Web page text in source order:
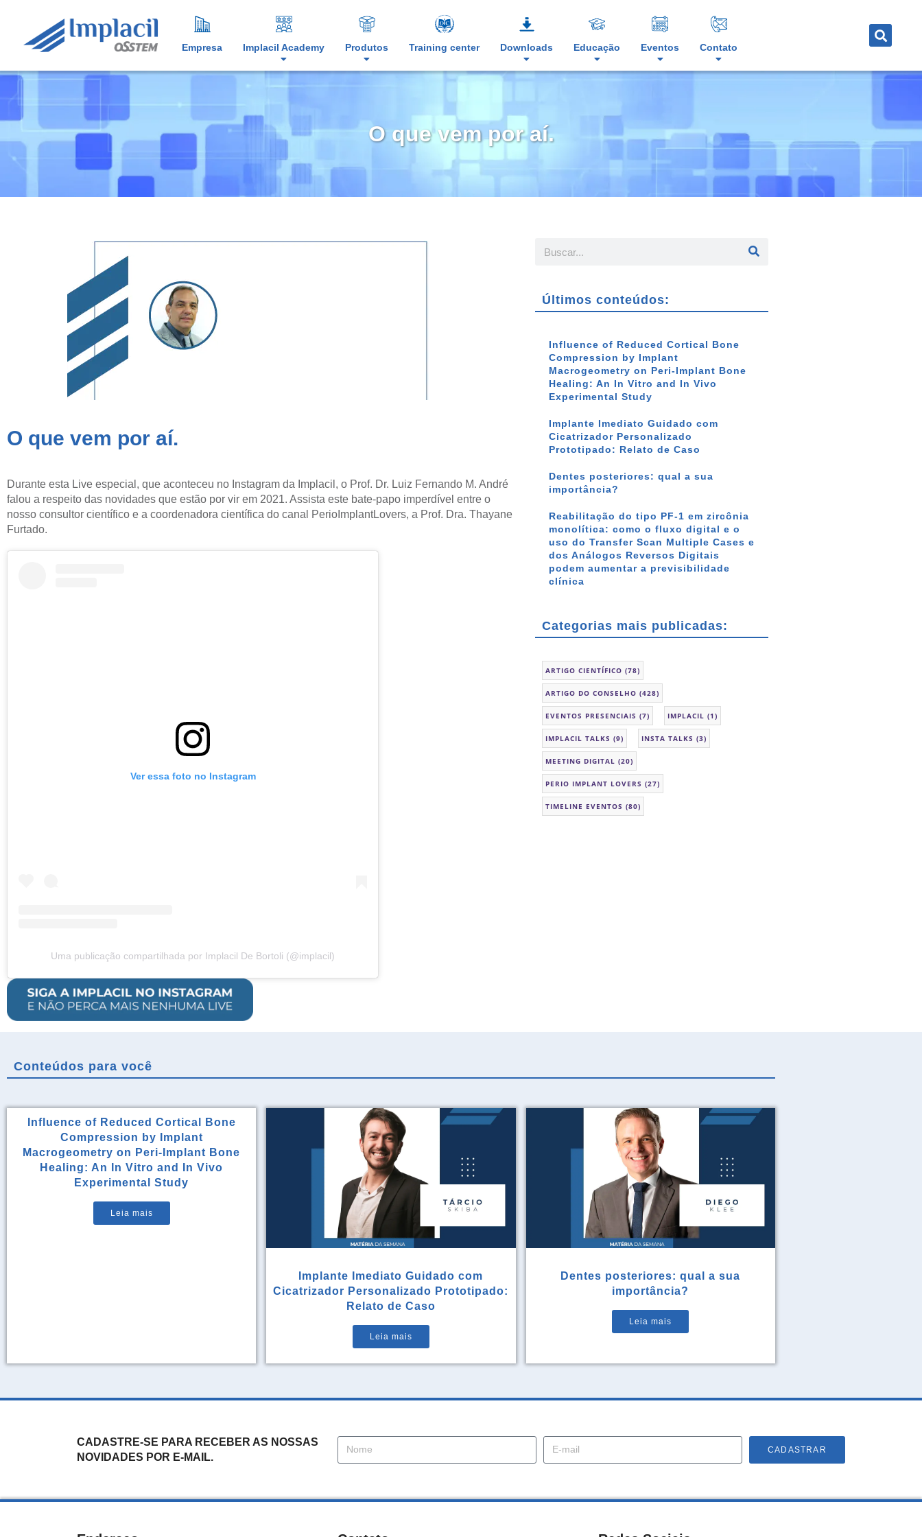
Empresa Implacil Academy Produtos Training center Downloads Educação Eventos Contato
O que vem por aí.
O que vem por aí.
Durante esta Live especial, que aconteceu no Instagram da Implacil, o Prof. Dr. Luiz Fernando M. André
falou a respeito das novidades que estão por vir em 2021. Assista este bate-papo imperdível entre o
nosso consultor científico e a coordenadora científica do canal PerioImplantLovers, a Prof. Dra. Thayane
Furtado.
Ver essa foto no Instagram
Uma publicação compartilhada por Implacil De Bortoli (@implacil)
Últimos conteúdos:
Influence of Reduced Cortical Bone
Compression by Implant
Macrogeometry on Peri-Implant Bone
Healing: An In Vitro and In Vivo
Experimental Study
Implante Imediato Guidado com
Cicatrizador Personalizado
Prototipado: Relato de Caso
Dentes posteriores: qual a sua
importância?
Reabilitação do tipo PF-1 em zircônia
monolítica: como o fluxo digital e o
uso do Transfer Scan Multiple Cases e
dos Análogos Reversos Digitais
podem aumentar a previsibilidade
clínica
Categorias mais publicadas:
ARTIGO CIENTÍFICO (78)
ARTIGO DO CONSELHO (428)
EVENTOS PRESENCIAIS (7) IMPLACIL (1)
IMPLACIL TALKS (9) INSTA TALKS (3)
MEETING DIGITAL (20)
PERIO IMPLANT LOVERS (27)
TIMELINE EVENTOS (80)
Conteúdos para você
Influence of Reduced Cortical Bone
Compression by Implant
Macrogeometry on Peri-Implant Bone
Healing: An In Vitro and In Vivo
Experimental Study
Leia mais
Implante Imediato Guidado com
Cicatrizador Personalizado Prototipado:
Relato de Caso
Leia mais
Dentes posteriores: qual a sua
importância?
Leia mais
CADASTRE-SE PARA RECEBER AS NOSSAS
NOVIDADES POR E-MAIL.
CADASTRAR